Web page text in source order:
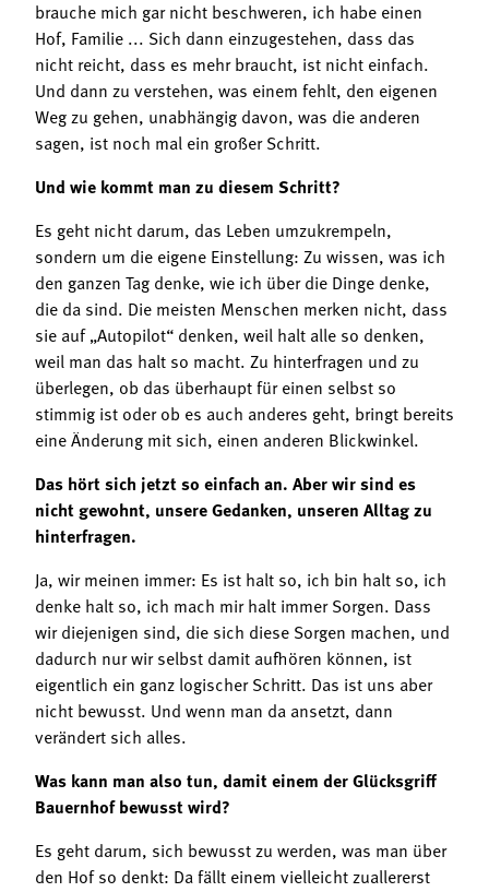
brauche mich gar nicht beschweren, ich habe einen
Hof, Familie ... Sich dann einzugestehen, dass das
nicht reicht, dass es mehr braucht, ist nicht einfach.
Und dann zu verstehen, was einem fehlt, den eigenen
Weg zu gehen, unabhängig davon, was die anderen
sagen, ist noch mal ein großer Schritt.
Und wie kommt man zu diesem Schritt?
Es geht nicht darum, das Leben umzukrempeln,
sondern um die eigene Einstellung: Zu wissen, was ich
den ganzen Tag denke, wie ich über die Dinge denke,
die da sind. Die meisten Menschen merken nicht, dass
sie auf „Autopilot“ denken, weil halt alle so denken,
weil man das halt so macht. Zu hinterfragen und zu
überlegen, ob das überhaupt für einen selbst so
stimmig ist oder ob es auch anderes geht, bringt bereits
eine Änderung mit sich, einen anderen Blickwinkel.
Das hört sich jetzt so einfach an. Aber wir sind es
nicht gewohnt, unsere Gedanken, unseren Alltag zu
hinterfragen.
Ja, wir meinen immer: Es ist halt so, ich bin halt so, ich
denke halt so, ich mach mir halt immer Sorgen. Dass
wir diejenigen sind, die sich diese Sorgen machen, und
dadurch nur wir selbst damit aufhören können, ist
eigentlich ein ganz logischer Schritt. Das ist uns aber
nicht bewusst. Und wenn man da ansetzt, dann
verändert sich alles.
Was kann man also tun, damit einem der Glücksgriff
Bauernhof bewusst wird?
Es geht darum, sich bewusst zu werden, was man über
den Hof so denkt: Da fällt einem vielleicht zuallererst